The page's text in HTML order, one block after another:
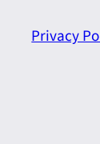
Privacy